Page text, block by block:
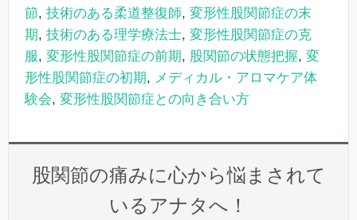
節, 技術のある柔道整復師, 変形性股関節症の末
期, 技術のある理学療法士, 変形性股関節症の克
服, 変形性股関節症の前期, 股関節の状態把握, 変
形性股関節症の初期, メディカル・アロマケア体
験会, 変形性股関節症との向き合い方
股関節の痛みに心から悩まされて
いるアナタへ！